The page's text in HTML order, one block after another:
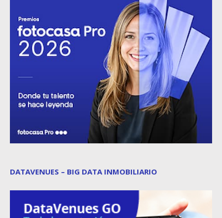
DATAVENUES – BIG DATA INMOBILIARIO